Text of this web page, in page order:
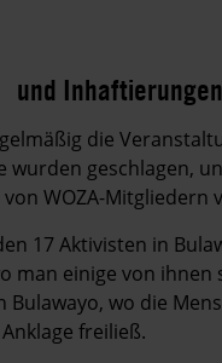
und Inhaftierungen
die
wurden geschlagen,
WOZA-Mitgliedern
17 Aktivisten in
man einige von
Bulawayo, wo die
freiließ.